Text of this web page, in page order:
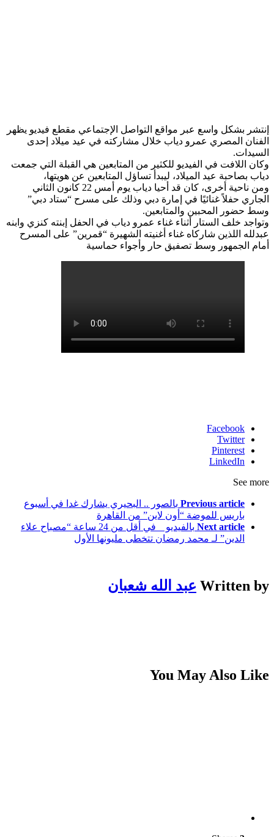
إنتشر بشكل واسع عبر مواقع التواصل الإجتماعي مقطع فيديو يظهر
الفنان المصري ​عمرو دياب​ خلال مشاركته في عيد ميلاد إحدى
السيدات.
وكان اللافت في الفيديو للكثير من المتابعين هي القبلة التي جمعت
دياب بصاحبة عيد الميلاد، ليبدأ تساؤل المتابعين عن هويتها،
ومن ناحية أخرى، كان قد أحيا دياب يوم أمس 22 كانون الثاني
الجاري حفلاً غنائيًا في إمارة دبي وذلك على مسرح “ستاد دبي”
وسط حضور المحبين والمتابعين.
وتواجد خلف الستار أثناء غناء عمرو دياب في الحفل إبنته كنزي وابنه
عبدلله اللذين شاركاه غناء أغنيته الشهيرة “قمرين” على المسرح
أمام الجمهور وسط تصفيق حار وأجواء حماسية
Facebook
Twitter
Pinterest
LinkedIn
See more
Previous article بالصور .. البحيري يشارك غدا في أسبوع
باريس للموضة “أون لاين” من القاهرة
Next article
بالفيديو _ في أقل من 24 ساعة “مصباح علاء
الدين” لـ محمد رمضان تتخطى مليونها الأول
Written by عبد الله شعبان
You May Also Like